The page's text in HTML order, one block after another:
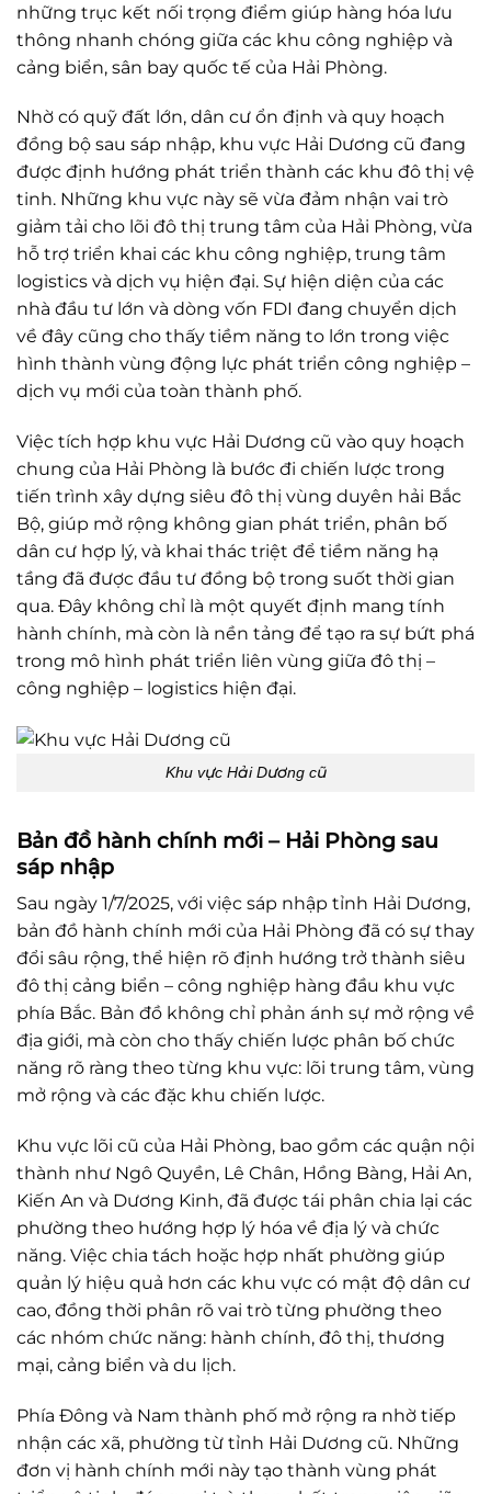
những trục kết nối trọng điểm giúp hàng hóa lưu
thông nhanh chóng giữa các khu công nghiệp và
cảng biển, sân bay quốc tế của Hải Phòng.
Nhờ có quỹ đất lớn, dân cư ổn định và quy hoạch
đồng bộ sau sáp nhập, khu vực Hải Dương cũ đang
được định hướng phát triển thành các khu đô thị vệ
tinh. Những khu vực này sẽ vừa đảm nhận vai trò
giảm tải cho lõi đô thị trung tâm của Hải Phòng, vừa
hỗ trợ triển khai các khu công nghiệp, trung tâm
logistics và dịch vụ hiện đại. Sự hiện diện của các
nhà đầu tư lớn và dòng vốn FDI đang chuyển dịch
về đây cũng cho thấy tiềm năng to lớn trong việc
hình thành vùng động lực phát triển công nghiệp –
dịch vụ mới của toàn thành phố.
Việc tích hợp khu vực Hải Dương cũ vào quy hoạch
chung của Hải Phòng là bước đi chiến lược trong
tiến trình xây dựng siêu đô thị vùng duyên hải Bắc
Bộ, giúp mở rộng không gian phát triển, phân bố
dân cư hợp lý, và khai thác triệt để tiềm năng hạ
tầng đã được đầu tư đồng bộ trong suốt thời gian
qua. Đây không chỉ là một quyết định mang tính
hành chính, mà còn là nền tảng để tạo ra sự bứt phá
trong mô hình phát triển liên vùng giữa đô thị –
công nghiệp – logistics hiện đại.
Khu vực Hải Dương cũ
Bản đồ hành chính mới – Hải Phòng sau
sáp nhập
Sau ngày 1/7/2025, với việc sáp nhập tỉnh Hải Dương,
bản đồ hành chính mới của Hải Phòng đã có sự thay
đổi sâu rộng, thể hiện rõ định hướng trở thành siêu
đô thị cảng biển – công nghiệp hàng đầu khu vực
phía Bắc. Bản đồ không chỉ phản ánh sự mở rộng về
địa giới, mà còn cho thấy chiến lược phân bố chức
năng rõ ràng theo từng khu vực: lõi trung tâm, vùng
mở rộng và các đặc khu chiến lược.
Khu vực lõi cũ của Hải Phòng, bao gồm các quận nội
thành như Ngô Quyền, Lê Chân, Hồng Bàng, Hải An,
Kiến An và Dương Kinh, đã được tái phân chia lại các
phường theo hướng hợp lý hóa về địa lý và chức
năng. Việc chia tách hoặc hợp nhất phường giúp
quản lý hiệu quả hơn các khu vực có mật độ dân cư
cao, đồng thời phân rõ vai trò từng phường theo
các nhóm chức năng: hành chính, đô thị, thương
mại, cảng biển và du lịch.
Phía Đông và Nam thành phố mở rộng ra nhờ tiếp
nhận các xã, phường từ tỉnh Hải Dương cũ. Những
đơn vị hành chính mới này tạo thành vùng phát